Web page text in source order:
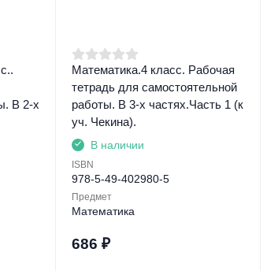
В 2-х
Математика.4 класс. Рабочая
тетрадь для самостоятельной
работы. В 3-х частях.Часть 1 (к
уч. Чекина).
В наличии
ISBN
978-5-49-402980-5
Предмет
Математика
686 ₽